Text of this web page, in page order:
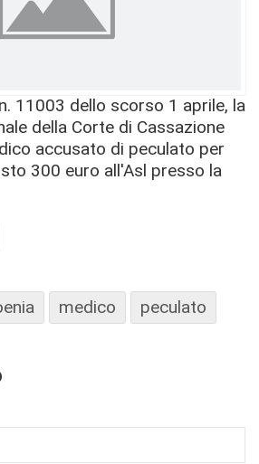
11003 dello scorso 1 aprile, la
della Corte di Cassazione
accusato di peculato per
300 euro all'Asl presso la
medico peculato